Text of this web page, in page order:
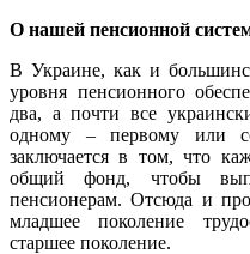
О нашей пенсионной
В Украине, как и
уровня пенсионного
два, а почти все
одному – первому или
заключается в том, что
общий фонд, чтобы
пенсионерам. Отсюда и
младшее поколение
старшее поколение.